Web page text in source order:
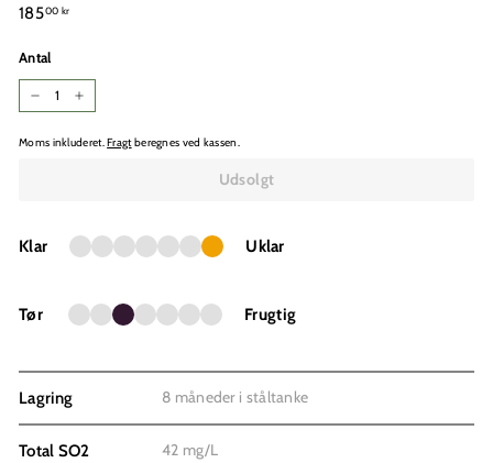
Normalpris
18500 kr185,00
Antal
Moms inkluderet.Fragtberegnes ved kassen.
Udsolgt
Klar Uklar
Tør Frugtig
Lagring 8 måneder i ståltanke
Total SO2 42 mg/L